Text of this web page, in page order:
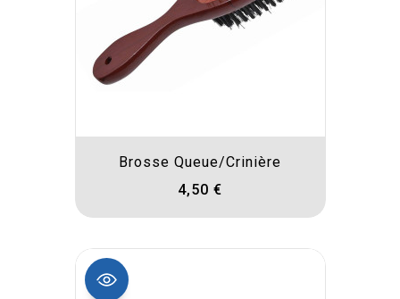
Brosse Queue/crinière
4,50 €